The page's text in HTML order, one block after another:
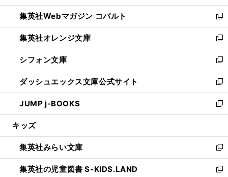
開
く
ウ
で
開
く
ン
ド
ウ
で
開
く
ウ
ィ
ン
ド
ウ
で
開
く
集英社Webマガジン コバルト
新
し
い
ウ
ィ
ン
ド
ウ
で
開
集英社オレンジ文庫
新
し
い
ウ
ィ
ン
ド
ウ
開
く
シフォン文庫
新
し
い
ウ
ィ
ン
ウ
で
開
く
ダッシュエックス文庫公式サイト
新
し
い
ウ
ン
ド
ウ
で
JUMP j-BOOKS
新
し
ウ
ィ
ン
ド
キッズ
集英社みらい文庫
新
し
い
集英社の児童図書 S-KIDS.LAND
新